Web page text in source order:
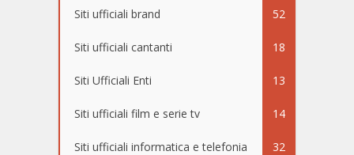
Siti ufficiali brand 52
Siti ufficiali cantanti 18
Siti Ufficiali Enti 13
Siti ufficiali film e serie tv 14
Siti ufficiali informatica e telefonia 32